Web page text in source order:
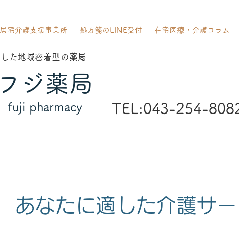
居宅介護支援事業所 処方箋のLINE受付 在宅医療・介護コラム
た地域密着型の薬局
フジ薬局
fuji pharmacy TEL:043-254-
あなたに適した介護サ